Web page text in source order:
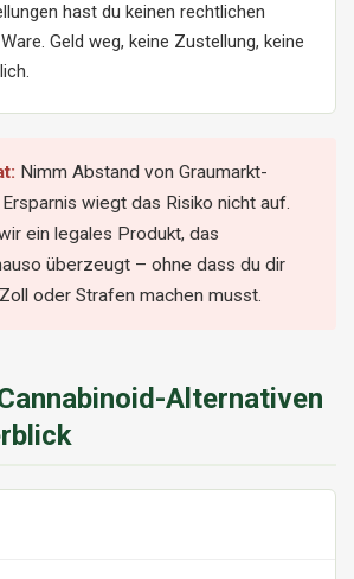
hast du keinen rechtlichen
Geld weg, keine Zustellung, keine
Nimm Abstand von Graumarkt-
wiegt das Risiko nicht auf.
ein legales Produkt, das
überzeugt – ohne dass du dir
oder Strafen machen musst.
Alternativen